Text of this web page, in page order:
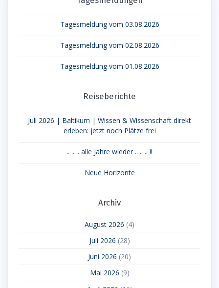
Tagesmeldung vom 03.08.2026
Tagesmeldung vom 02.08.2026
Tagesmeldung vom 01.08.2026
Reiseberichte
Juli 2026 | Baltikum | Wissen & Wissenschaft direkt
erleben: jetzt noch Plätze frei
.. .. .. alle Jahre wieder .. .. .. !!
Neue Horizonte
Archiv
August 2026 (4)
Juli 2026 (28)
Juni 2026 (20)
Mai 2026 (9)